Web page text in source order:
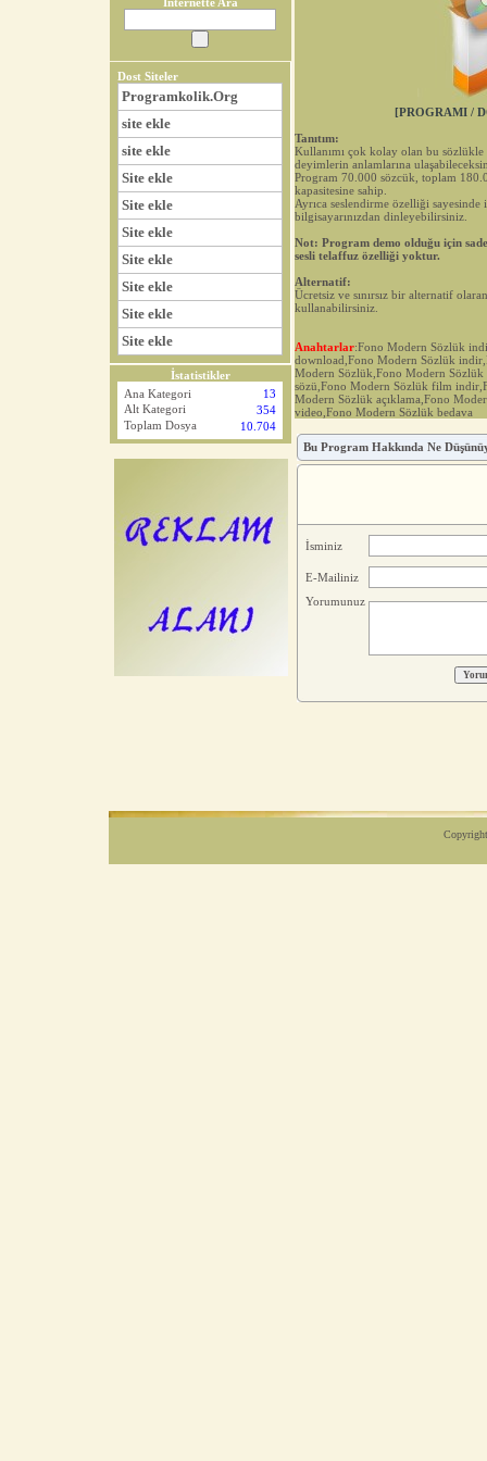
Dost Siteler
Programkolik.Org
site ekle
site ekle
Site ekle
Site ekle
Site ekle
Site ekle
Site ekle
Site ekle
Site ekle
İstatistikler
Ana Kategori
13
Alt Kategori
354
Toplam Dosya 10.704
[PROGRAMI /
Tanıtım:
Kullanımı çok kolay olan bu
deyimlerin anlamlarına
Program 70.000 sözcük, toplam
kapasitesine sahip.
Ayrıca seslendirme özelliği
bilgisayarınızdan dinleyebilirsiniz.
Not: Program demo olduğu için
sesli telaffuz özelliği yoktur.
Alternatif:
Ücretsiz ve sınırsız bir alternatif
kullanabilirsiniz.
Anahtarlar:Fono Modern Sözlük
download,Fono Modern Sözlük
Modern Sözlük,Fono Modern Sözlük
sözü,Fono Modern Sözlük film
Modern Sözlük açıklama,Fono
video,Fono Modern Sözlük bedava
Bu Program Hakkında Ne
İsminiz
E-Mailiniz
Yorumunuz